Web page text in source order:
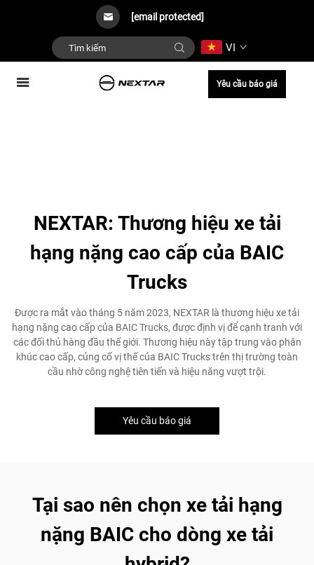
[email protected]
VI
Yêu cầu báo giá
NEXTAR: Thương hiệu xe tải
hạng nặng cao cấp của BAIC
Trucks
Được ra mắt vào tháng 5 năm 2023, NEXTAR là thương hiệu xe tải
hạng nặng cao cấp của BAIC Trucks, được định vị để cạnh tranh với
các đối thủ hàng đầu thế giới. Thương hiệu này tập trung vào phân
khúc cao cấp, củng cố vị thế của BAIC Trucks trên thị trường toàn
cầu nhờ công nghệ tiên tiến và hiệu năng vượt trội.
Yêu cầu báo giá
Tại sao nên chọn xe tải hạng
nặng BAIC cho dòng xe tải